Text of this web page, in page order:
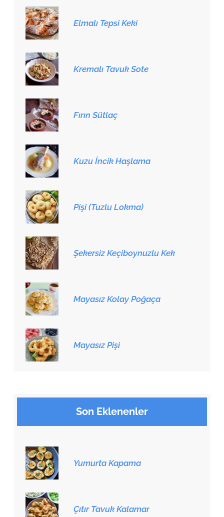
Elmalı Tepsi Keki
Kremalı Tavuk Sote
Fırın Sütlaç
Kuzu İncik Haşlama
Pişi (Tuzlu Lokma)
Şekersiz Keçiboynuzlu Kek
Mayasız Kolay Poğaça
Mayasız Pişi
Son Eklenenler
Yumurta Kapama
Çıtır Tavuk Kalamar